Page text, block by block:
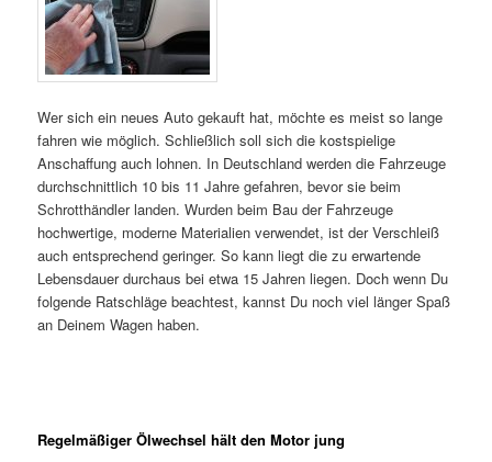
Wer sich ein neues Auto gekauft hat, möchte es meist so lange
fahren wie möglich. Schließlich soll sich die kostspielige
Anschaffung auch lohnen. In Deutschland werden die Fahrzeuge
durchschnittlich 10 bis 11 Jahre gefahren, bevor sie beim
Schrotthändler landen. Wurden beim Bau der Fahrzeuge
hochwertige, moderne Materialien verwendet, ist der Verschleiß
auch entsprechend geringer. So kann liegt die zu erwartende
Lebensdauer durchaus bei etwa 15 Jahren liegen. Doch wenn Du
folgende Ratschläge beachtest, kannst Du noch viel länger Spaß
an Deinem Wagen haben.
Regelmäßiger Ölwechsel hält den Motor jung